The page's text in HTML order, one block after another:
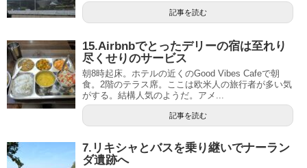
記事を読む
15.Airbnbでとったデリーの宿は至れり
尽くせりのサービス
朝8時起床。ホテルの近くのGood Vibes Cafeで朝
食。2階のテラス席。ここは欧米人の旅行者が多い気
がする。結構人気のようだ。アメ...
記事を読む
7.リキシャとバスを乗り継いでナーラン
ダ遺跡へ